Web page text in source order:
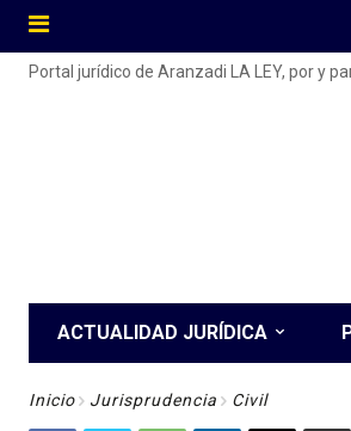
Portal jurídico de Aranzadi LA LEY, por y
ACTUALIDAD JURÍDICA
Inicio Jurisprudencia Civil